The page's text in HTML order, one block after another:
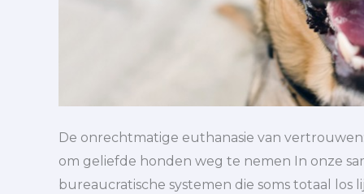
De onrechtmatige euthanasie van
om geliefde honden weg te nemen In onze
bureaucratische systemen die soms totaal